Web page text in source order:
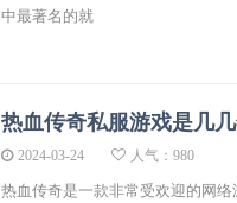
中最著名的就
热血传奇私服游戏是几
2024-03-24 人气：980
热血传奇是一款非常受欢迎的网